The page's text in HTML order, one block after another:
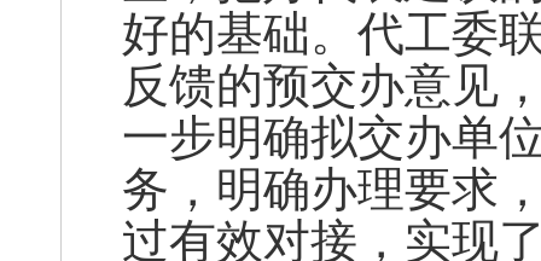
好的基础。代工委
反馈的预交办意见
一步明确拟交办单
务，明确办理要求
过有效对接，实现